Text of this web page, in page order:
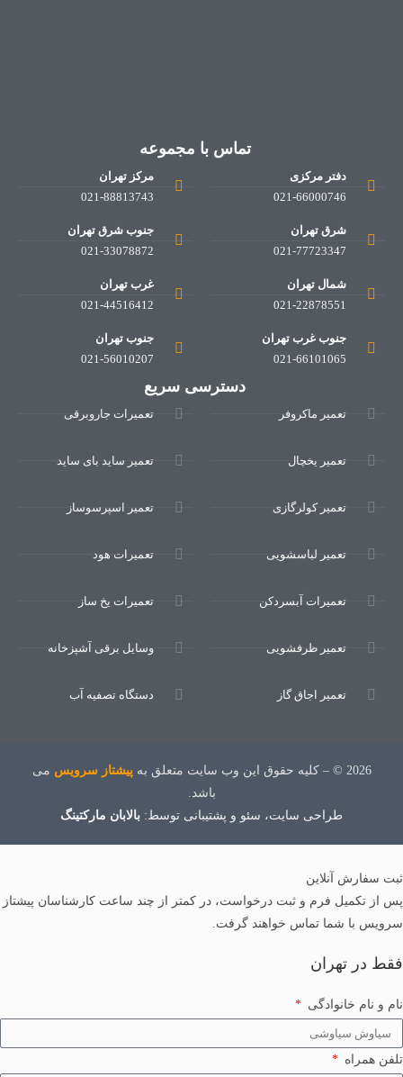
تماس با مجموعه
دفتر مرکزی
021-66000746
شرق تهران
021-77723347
شمال تهران
021-22878551
جنوب غرب تهران
021-66101065
مرکز تهران
021-88813743
جنوب شرق تهران
021-33078872
غرب تهران
021-44516412
جنوب تهران
021-56010207
دسترسی سریع
تعمیر ماکروفر
تعمیر یخچال
تعمیر کولرگازی
تعمیر لباسشویی
تعمیرات آبسردکن
تعمیر ظرفشویی
تعمیر اجاق گاز
تعمیرات جاروبرقی
تعمیر ساید بای ساید
تعمیر اسپرسوساز
تعمیرات هود
تعمیرات یخ ساز
وسایل برقی آشپزخانه
دستگاه تصفیه آب
2026 © – کلیه حقوق این وب سایت متعلق به پیشتاز سرویس می
باشد.
طراحی سایت، سئو و پشتیبانی توسط: بالابان مارکتینگ
ثبت سفارش آنلاین
پس از تکمیل فرم و ثبت درخواست، در کمتر از چند ساعت کارشناسان پیشتاز
سرویس با شما تماس خواهند گرفت.
فقط در تهران
نام و نام خانوادگی
تلفن همراه